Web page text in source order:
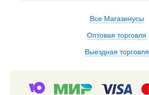
Все Магазинусы
Оптовая торговля
Выездная торговля